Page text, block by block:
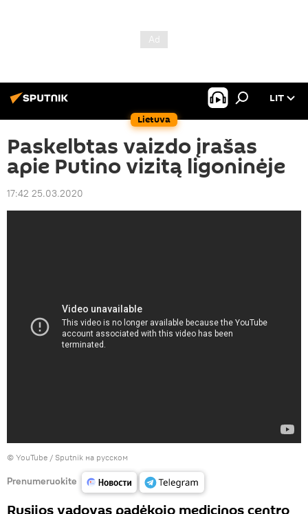
Lietuva
LIT
Paskelbtas vaizdo įrašas
apie Putino vizitą ligoninėje
17:42 25.03.2020
© YouTube / Sputnik на русском
Prenumeruokite